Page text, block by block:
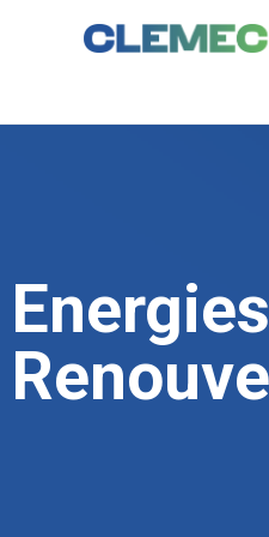
Energies